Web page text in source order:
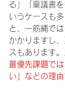
る」「稟議書
いうケースも
と、一筋縄で
かかりますし
スもあります。
最優先課題で
い」などの理由